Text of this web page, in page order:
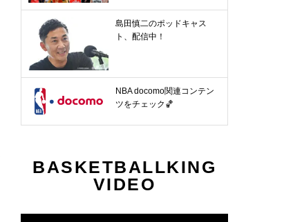
島田慎二のポッドキャス
ト、配信中！
NBA docomo関連コンテン
ツをチェック🏀
BASKETBALLKING
VIDEO